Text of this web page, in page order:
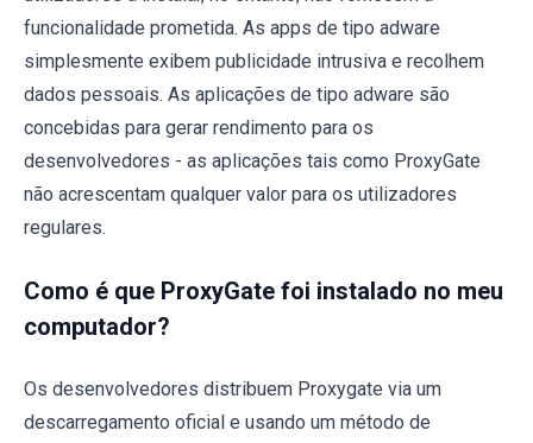
funcionalidade prometida. As apps de tipo adware
simplesmente exibem publicidade intrusiva e recolhem
dados pessoais. As aplicações de tipo adware são
concebidas para gerar rendimento para os
desenvolvedores - as aplicações tais como ProxyGate
não acrescentam qualquer valor para os utilizadores
regulares.
Como é que ProxyGate foi instalado no meu
computador?
Os desenvolvedores distribuem Proxygate via um
descarregamento oficial e usando um método de